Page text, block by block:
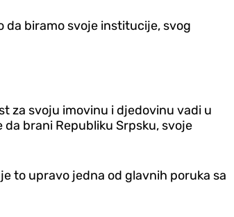
da biramo svoje institucije, svog
za svoju imovinu i djedovinu vadi u
brani Republiku Srpsku, svoje
to upravo jedna od glavnih poruka sa